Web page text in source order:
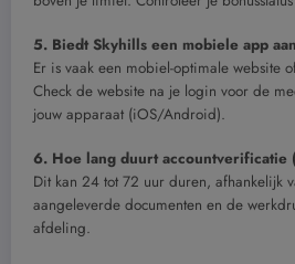
5. Biedt Skyhills een mobiele app
Er is vaak een mobiel-optimale website
Check de website na je login voor de
jouw apparaat (iOS/Android).
6. Hoe lang duurt accountverificatie
Dit kan 24 tot 72 uur duren, afhankelijk
aangeleverde documenten en de
afdeling.